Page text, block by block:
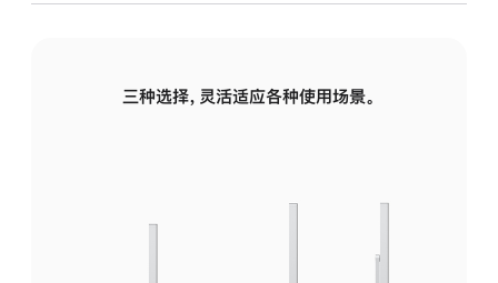
三种选择，灵活适应各种使用场景。